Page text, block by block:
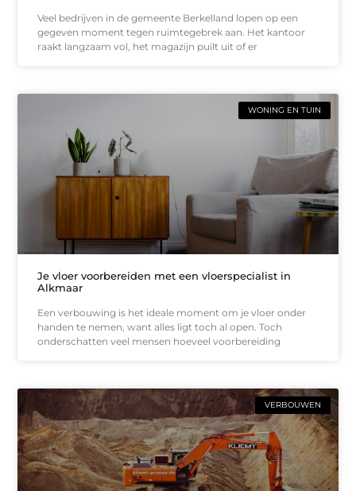
Veel bedrijven in de gemeente Berkelland lopen op een
gegeven moment tegen ruimtegebrek aan. Het kantoor
raakt langzaam vol, het magazijn puilt uit of er
WONING EN TUIN
Je vloer voorbereiden met een vloerspecialist in
Alkmaar
Een verbouwing is het ideale moment om je vloer onder
handen te nemen, want alles ligt toch al open. Toch
onderschatten veel mensen hoeveel voorbereiding
VERBOUWEN